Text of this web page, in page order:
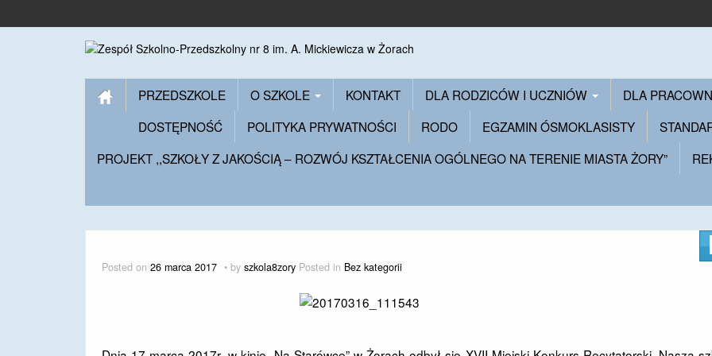
PRZEDSZKOLE O SZKOLE KONTAKT DLA RODZICÓW I UCZNIÓW DLA
DOSTĘPNOŚĆ
POLITYKA PRYWATNOŚCI RODO EGZAMIN ÓSMOKLASISTY
PROJEKT ,,SZKOŁY Z JAKOŚCIĄ – ROZWÓJ KSZTAŁCENIA OGÓLNEGO NA TERENIE MIASTA ŻORY”
Posted on 26 marca 2017 by szkola8zory Posted in Bez kategorii